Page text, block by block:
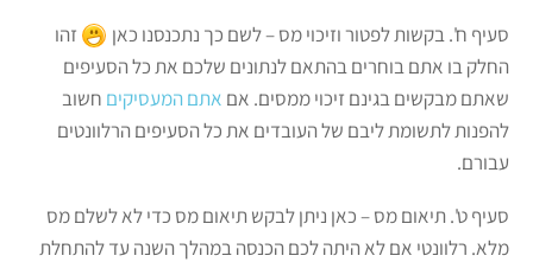
סעיף ח'. בקשות לפטור וזיכוי מס – לשם כך נתכנסנו כאן
זהו
החלק בו אתם בוחרים בהתאם לנתונים שלכם את כל הסעיפים
שאתם מבקשים בגינם זיכוי ממסים. אם אתם המעסיקים חשוב
להפנות לתשומת ליבם של העובדים את כל הסעיפים הרלוונטים
עבורם.
סעיף ט'. תיאום מס – כאן ניתן לבקש תיאום מס כדי לא לשלם מס
מלא. רלוונטי אם לא היתה לכם הכנסה במהלך השנה עד להתחלת